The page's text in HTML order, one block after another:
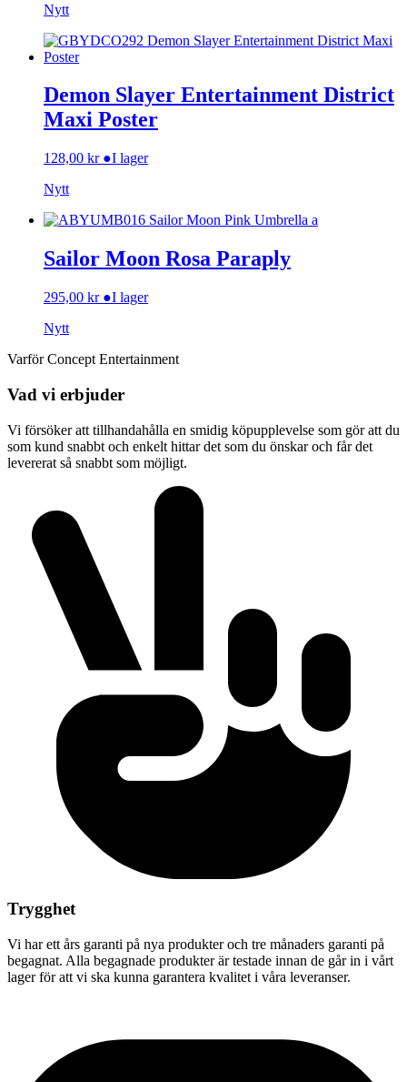
Nytt
Demon Slayer Entertainment District
Maxi Poster
128,00 kr ●I lager
Nytt
Sailor Moon Rosa Paraply
295,00 kr ●I lager
Nytt
Varför Concept Entertainment
Vad vi erbjuder
Vi försöker att tillhandahålla en smidig köpupplevelse som gör att du
som kund snabbt och enkelt hittar det som du önskar och får det
levererat så snabbt som möjligt.
Trygghet
Vi har ett års garanti på nya produkter och tre månaders garanti på
begagnat. Alla begagnade produkter är testade innan de går in i vårt
lager för att vi ska kunna garantera kvalitet i våra leveranser.